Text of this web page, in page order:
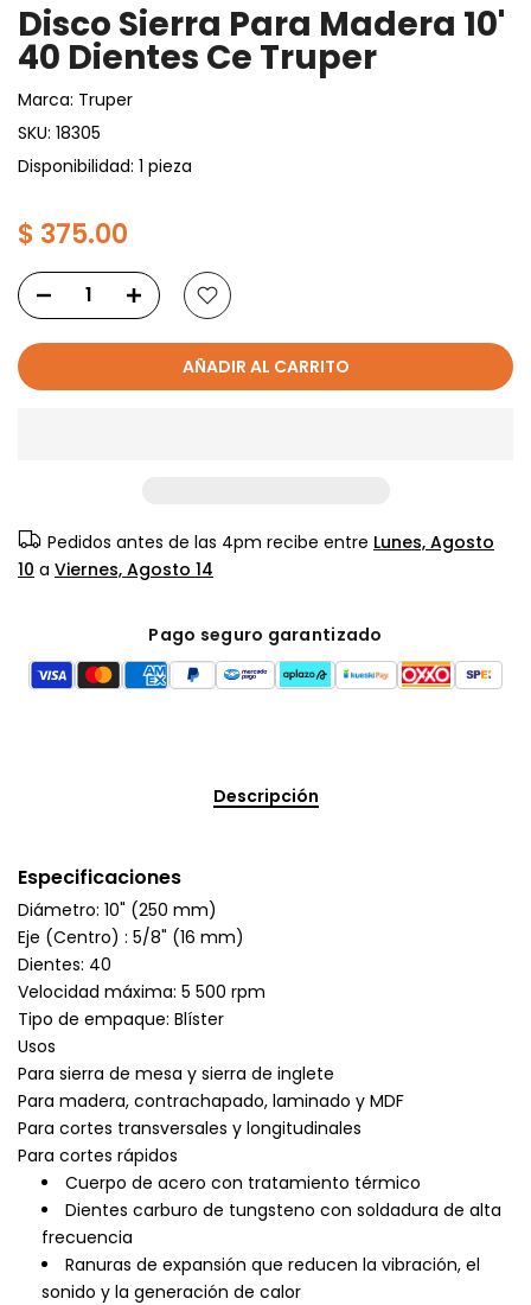
Disco Sierra Para Madera 10'
40 Dientes Ce Truper
Marca: Truper
SKU: 18305
Disponibilidad: 1 pieza
$ 375.00
AÑADIR AL CARRITO
Pedidos antes de las 4pm recibe entre Lunes, Agosto
10 a Viernes, Agosto 14
Pago seguro garantizado
Descripción
Especificaciones
Diámetro: 10" (250 mm)
Eje (Centro) : 5/8" (16 mm)
Dientes: 40
Velocidad máxima: 5 500 rpm
Tipo de empaque: Blíster
Usos
Para sierra de mesa y sierra de inglete
Para madera, contrachapado, laminado y MDF
Para cortes transversales y longitudinales
Para cortes rápidos
Cuerpo de acero con tratamiento térmico
Dientes carburo de tungsteno con soldadura de alta
frecuencia
Ranuras de expansión que reducen la vibración, el
sonido y la generación de calor